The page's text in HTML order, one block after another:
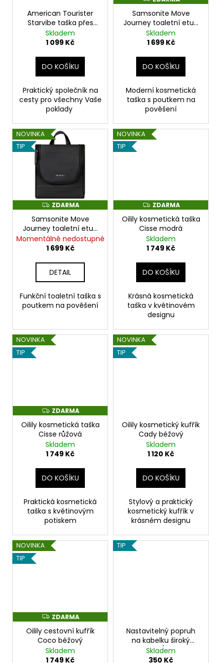
American Tourister
Starvibe taška přes
rameno Digital
lavender fialová
Skladem
1 099 Kč
DO KOŠÍKU
Praktický společník na
cesty pro všechny Vaše
poklady
D
A
R
M
A
Samsonite Move
Journey toaletní etue
světle béžová
Skladem
1 699 Kč
DO KOŠÍKU
Moderní kosmetická
taška s poutkem na
pověšení
NOVINKA
TIP
Z
D
A
R
M
A
ZDARMA
Samsonite Move
Journey toaletní etue
černá
Momentálně nedostupné
1 699 Kč
DETAIL
Funkční toaletní taška s
poutkem na pověšení
NOVINKA
TIP
Z
D
A
M
A
ZDARMA
Oilily kosmetická taška
Cisse modrá
Skladem
1 749 Kč
DO KOŠÍKU
Krásná kosmetická
taška v květinovém
designu
NOVINKA
TIP
Z
D
A
R
M
A
ZDARMA
Oilily kosmetická taška
Cisse růžová
Skladem
1 749 Kč
DO KOŠÍKU
Praktická kosmetická
taška s květinovým
potiskem
NOVINKA
TIP
Oilily kosmetický kufřík
Cady béžový
Skladem
1 120 Kč
DO KOŠÍKU
Stylový a praktický
kosmetický kufřík v
krásném designu
NOVINKA
TIP
Z
D
A
M
A
ZDARMA
Oilily cestovní kufřík
Coco béžový
Skladem
1 749 Kč
TIP
Nastavitelný popruh
na kabelku široký
červeno/béžový
Skladem
350 Kč